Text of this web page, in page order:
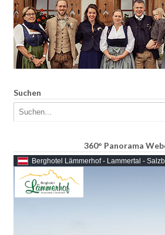
Suchen
360° Panorama
Berghotel Lämmerhof - Lammertal -